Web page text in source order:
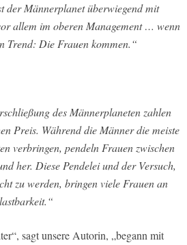
der Männerplanet überwiegend mit
allem im oberen Management … wenn
Trend: Die Frauen kommen.“
des Männerplaneten zahlen
Preis. Während die Männer die meiste
verbringen, pendeln Frauen zwischen
her. Diese Pendelei und der Versuch,
zu werden, bringen viele Frauen an
sagt unsere Autorin, „begann mit